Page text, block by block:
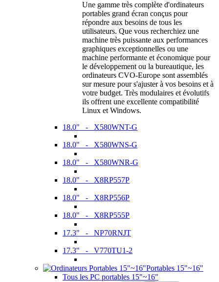
Une gamme très complète d'ordinateurs
portables grand écran conçus pour
répondre aux besoins de tous les
utilisateurs. Que vous recherchiez une
machine très puissante aux performances
graphiques exceptionnelles ou une
machine performante et économique pour
le développement ou la bureautique, les
ordinateurs CVO-Europe sont assemblés
sur mesure pour s'ajuster à vos besoins et à
votre budget. Très modulaires et évolutifs
ils offrent une excellente compatibilité
Linux et Windows.
18.0" - X580WNT-G
18.0" - X580WNS-G
18.0" - X580WNR-G
18.0" - X8RP557P
18.0" - X8RP556P
18.0" - X8RP555P
17.3" - NP70RNJT
17.3" - V770TU1-2
Portables 15"~16"
Tous les PC portables 15"~16"